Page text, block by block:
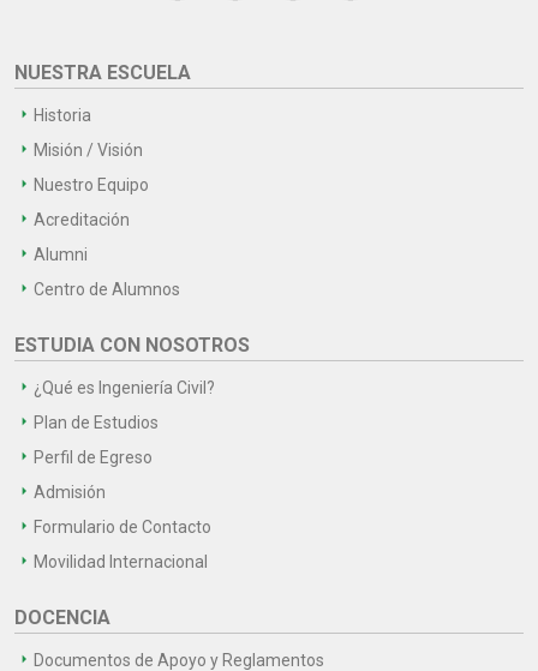
NUESTRA ESCUELA
Historia
Misión / Visión
Nuestro Equipo
Acreditación
Alumni
Centro de Alumnos
ESTUDIA CON NOSOTROS
¿Qué es Ingeniería Civil?
Plan de Estudios
Perfil de Egreso
Admisión
Formulario de Contacto
Movilidad Internacional
DOCENCIA
Documentos de Apoyo y Reglamentos